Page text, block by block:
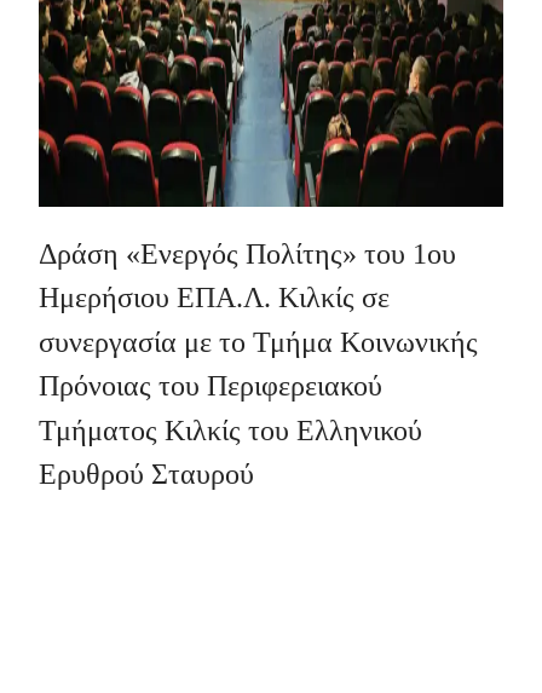
Δράση «Ενεργός Πολίτης» του 1ου
Ημερήσιου ΕΠΑ.Λ. Κιλκίς σε
συνεργασία με το Τμήμα Κοινωνικής
Πρόνοιας του Περιφερειακού
Τμήματος Κιλκίς του Ελληνικού
Ερυθρού Σταυρού